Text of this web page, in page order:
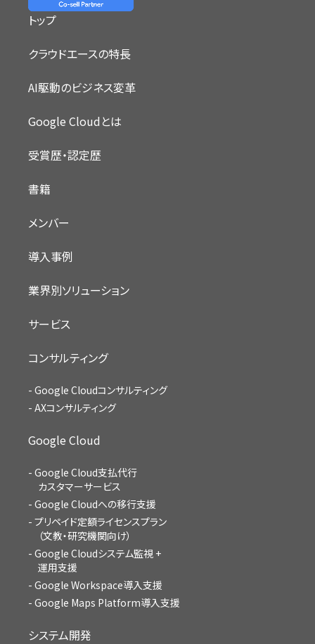
トップ
クラウドエースの特長
AI駆動のビジネス変革
Google Cloudとは
受賞歴・認定歴
書籍
メンバー
導入事例
業界別ソリューション
サービス
コンサルティング
Google Cloudコンサルティング
AXコンサルティング
Google Cloud
Google Cloud支払代行
カスタマーサービス
Google Cloudへの移行支援
プリペイド定額ライセンスプラン
（文教・研究機関向け）
Google Cloudシステム監視 +
運用支援
Google Workspace導入支援
Google Maps Platform導入支援
システム開発